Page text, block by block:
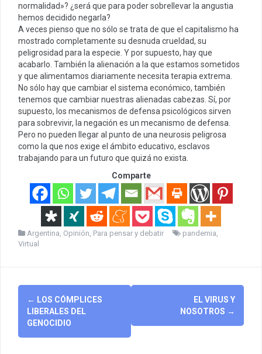
normalidad»? ¿será que para poder sobrellevar la angustia
hemos decidido negarla?
A veces pienso que no sólo se trata de que el capitalismo ha
mostrado completamente su desnuda crueldad, su
peligrosidad para la especie. Y por supuesto, hay que
acabarlo. También la alienación a la que estamos sometidos
y que alimentamos diariamente necesita terapia extrema.
No sólo hay que cambiar el sistema económico, también
tenemos que cambiar nuestras alienadas cabezas. Sí, por
supuesto, los mecanismos de defensa psicológicos sirven
para sobrevivir, la negación es un mecanismo de defensa.
Pero no pueden llegar al punto de una neurosis peligrosa
como la que nos exige el ámbito educativo, esclavos
trabajando para un futuro que quizá no exista.
Comparte
Argentina Opinión Para pensar y debatir pandemia
Virtual
Post
navigation
← LOS CÓMPLICES
LIBERALES DEL
GENOCIDIO
EL VIRUS Y
NOSOTROS →